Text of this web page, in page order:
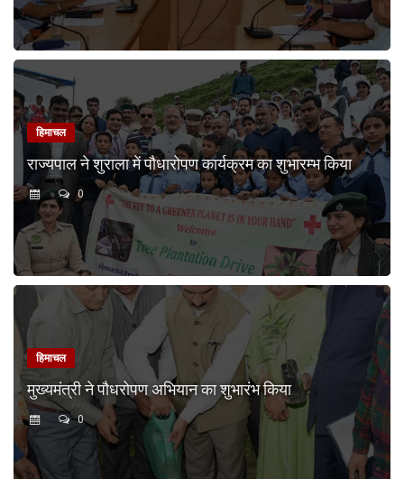
हिमाचल
राज्यपाल ने शुराला में पौधारोपण कार्यक्रम का शुभारम्भ किया
0
हिमाचल
मुख्यमंत्री ने पौधरोपण अभियान का शुभारंभ किया
0